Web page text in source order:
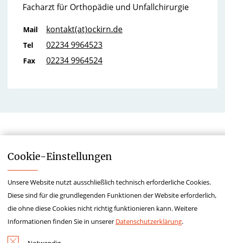
Facharzt für Orthopädie und Unfallchirurgie
Mail kontakt(at)ockirn.de
Tel 02234 9964523
Fax 02234 9964524
Impressum
Kontakt
Hinweisgeberschutzgesetz
Cookie-­Einstellungen
Unsere Website nutzt ausschließlich technisch erforderliche Cookies.
Diese sind für die grundlegenden Funktionen der Website erforderlich,
die ohne diese Cookies nicht richtig funktionieren kann. Weitere
Informationen finden Sie in unserer Datenschutzerklärung.